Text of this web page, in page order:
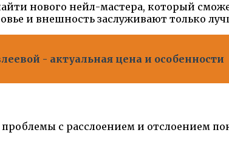
нового нейл-мастера, который
и внешность заслуживают только
- актуальная цена и особенности
с расслоением и отслоением